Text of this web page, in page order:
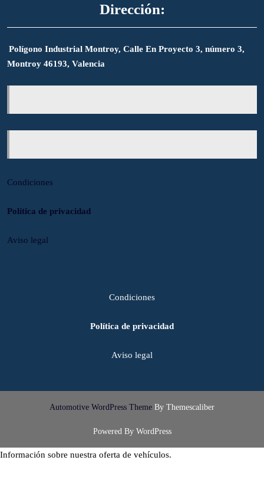
Dirección:
Polígono Industrial Montroy, Calle En Proyecto 3, número 3,
Montroy 46193, Valencia
Condiciones
Política de privacidad
Aviso legal
Condiciones
Política de privacidad
Aviso legal
Automotive WordPress Theme By Themescaliber
Powered By WordPress
Información sobre nuestra oferta de vehículos.